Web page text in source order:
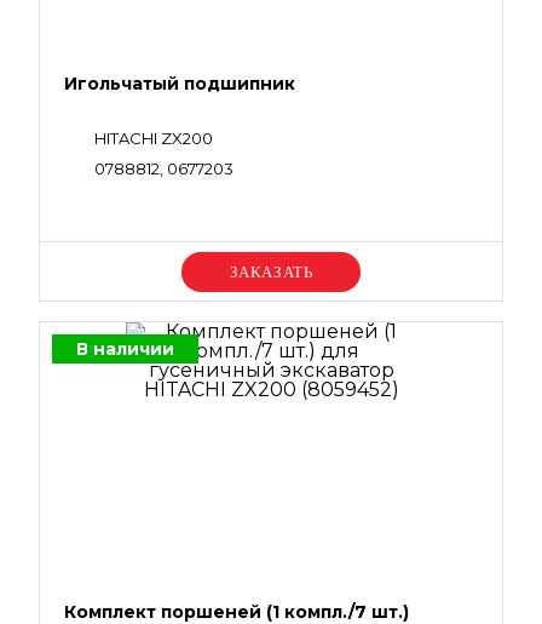
Игольчатый подшипник
HITACHI ZX200
0788812, 0677203
Уточняйте цену
В наличии
Комплект поршеней (1 компл./7 шт.)